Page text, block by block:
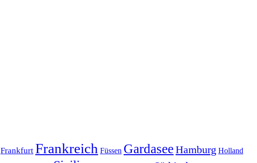
Frankfurt Frankreich Füssen Gardasee Hamburg Holland